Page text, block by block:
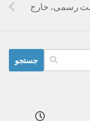
رسمی، خارج